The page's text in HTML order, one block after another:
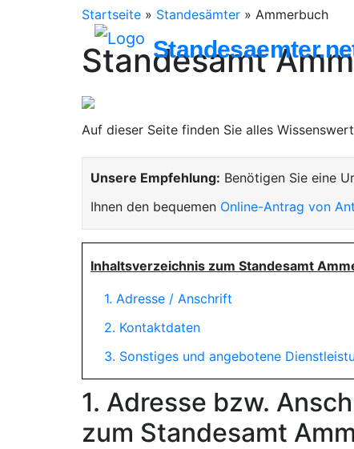
Startseite » Standesämter » Ammerbuch
Standesamt
Auf dieser Seite finden Sie alles
Unsere Empfehlung: Benötigen Sie eine
Ihnen den bequemen Online-Antrag von
Inhaltsverzeichnis zum Standesamt
1. Adresse / Anschrift
2. Kontaktdaten
3. Sonstiges und angebotene
1. Adresse bzw.
zum Standesamt